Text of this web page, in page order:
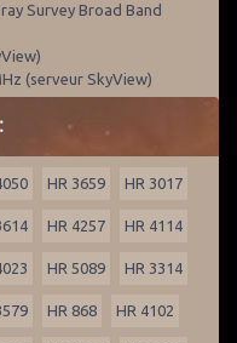
Survey Broad Band
(serveur SkyView)
HR 3659 HR 3017
HR 4257 HR 4114
HR 5089 HR 3314
HR 868 HR 4102